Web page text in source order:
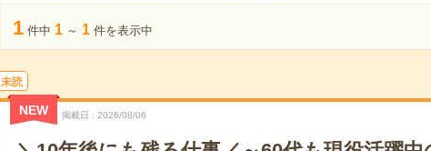
1 件中 1 ～ 1 件を表示中
未読
NEW 掲載日 2026/08/06